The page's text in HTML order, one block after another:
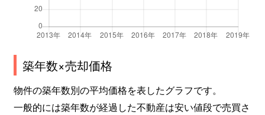
築年数×売却価格
物件の築年数別の平均価格を表したグラフです。
一般的には築年数が経過した不動産は安い値段で売買さ